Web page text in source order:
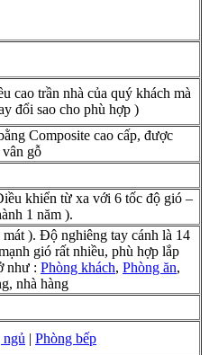
cao trần nhà của quý khách mà
đổi sao cho phù hợp )
Composite cao cấp, được
gỗ
khiển từ xa với 6 tốc độ gió –
1 năm ).
). Độ nghiêng tay cánh là 14
gió rất nhiều, phù hợp lắp
như : Phòng khách, Phòng ăn,
nhà hàng
ngủ | Phòng bếp